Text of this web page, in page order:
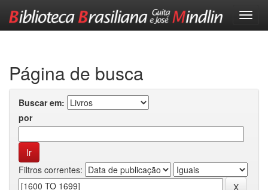
Página de busca
Buscar em:
por
Filtros correntes: